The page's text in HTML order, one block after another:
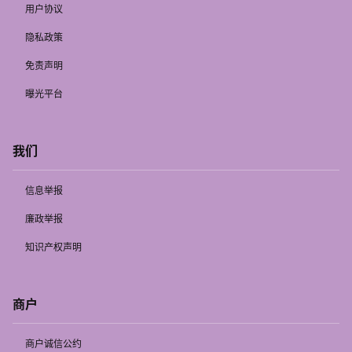
用户协议
隐私政策
免责声明
曝光平台
我们
信息举报
廉政举报
知识产权声明
商户
商户诚信公约